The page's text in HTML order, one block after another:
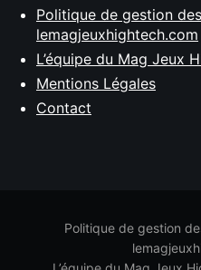
Politique de gestion
lemagjeuxhightech.com
L’équipe du Mag Jeux
Mentions Légales
Contact
Politique de gestion